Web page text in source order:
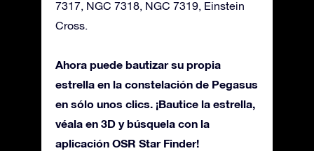
7317, NGC 7318, NGC 7319, Einstein
Cross.
Ahora puede bautizar su propia
estrella en la constelación de Pegasus
en sólo unos clics. ¡Bautice la estrella,
véala en 3D y búsquela con la
aplicación OSR Star Finder!